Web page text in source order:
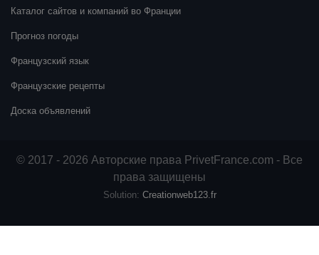
Каталог сайтов и компаний во Франции
Прогноз погоды
Французский язык
Французские рецепты
Доска объявлений
© 2017 - 2026 Авторские права PrivetFrance.com - Все
права защищены
Solution: Creationweb123.fr